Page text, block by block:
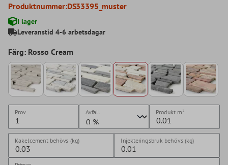
Produktnummer:DS33395_muster
I lager
Leveranstid 4-6 arbetsdagar
Färg: Rosso Cream
Prov Avfall Produkt m²
Kakelcement behövs (kg) Injekteringsbruk behövs (kg)